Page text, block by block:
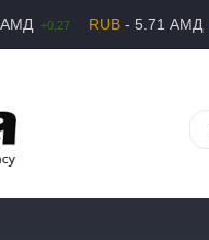
АМД +0,27 RUB - 5.71 АМД